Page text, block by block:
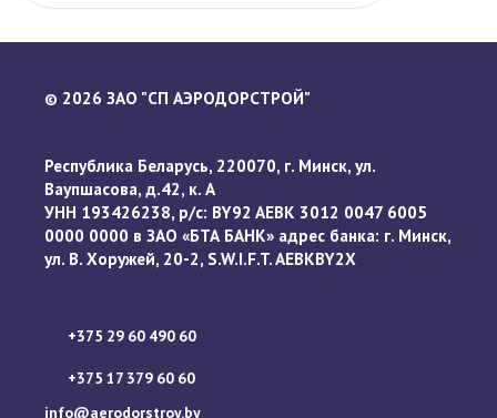
© 2026 ЗАО "СП АЭРОДОРСТРОЙ"
Республика Беларусь, 220070, г. Минск, ул.
Ваупшасова, д.42, к. А
УНН 193426238, р/с: BY92 AEBK 3012 0047 6005
0000 0000 в ЗАО «БТА БАНК» адрес банка: г. Минск,
ул. В. Хоружей, 20-2, S.W.I.F.T. AEBKBY2X
+375 29 60 490 60
+375 17 379 60 60
info@aerodorstroy.by